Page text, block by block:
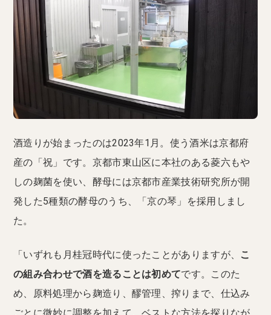
酒造りが始まったのは2023年1月。使う酒米は京都府
産の「祝」です。京都市東山区に本社のある菱六もや
しの麹菌を使い、酵母には京都市産業技術研究所が開
発した5種類の酵母のうち、「京の琴」を採用しまし
た。
「いずれも月桂冠時代に使ったことがありますが、 こ
の組み合わせで酒を造ることは初めてです。このた
め、原料処理から麹造り、醪管理、搾りまで、仕込み